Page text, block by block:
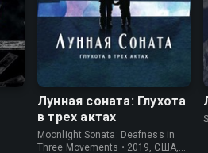
7.4
Лунная соната: Глухота
в трех актах
Moonlight Sonata: Deafness in
Three Movements • 2019, США,